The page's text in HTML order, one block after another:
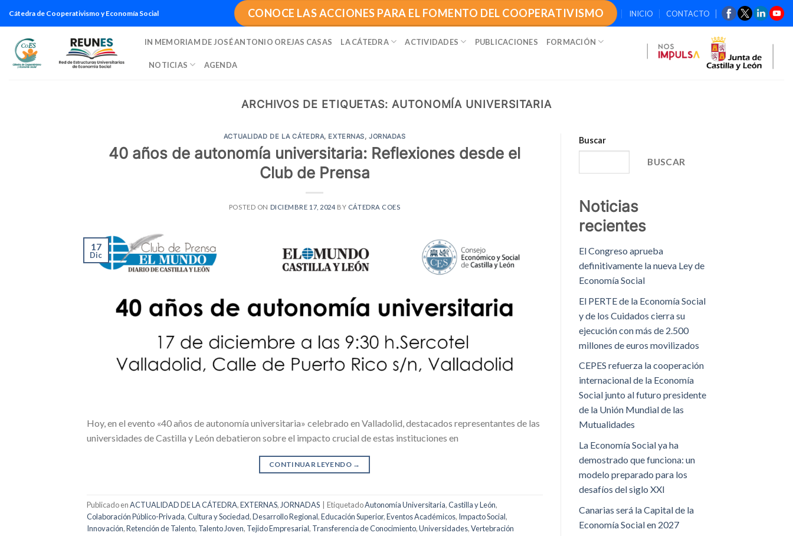
contenido
Cátedra de Cooperativismo y Economía Social CONOCE LAS ACCIONES PARA EL FOMENTO DEL COOPERATIVISMO INICIO CONTACTO
IN MEMORIAM DE JOSÉ ANTONIO OREJAS CASAS LA CÁTEDRA ACTIVIDADES PUBLICACIONES FORMACIÓN
NOTICIAS AGENDA
ARCHIVOS DE ETIQUETAS: AUTONOMÍA UNIVERSITARIA
ACTUALIDAD DE LA CÁTEDRA, EXTERNAS,JORNADAS
40 años de autonomía universitaria: Reflexiones desde el
Club de Prensa
POSTED ON DICIEMBRE 17, 2024 BY CÁTEDRA COES
17
Dic
Hoy, en el evento «40 años de autonomía universitaria» celebrado en Valladolid, destacados representantes de las
universidades de Castilla y León debatieron sobre el impacto crucial de estas instituciones en
CONTINUAR LEYENDO →
Publicado enACTUALIDAD DE LA CÁTEDRA,EXTERNAS, JORNADAS EtiquetadoAutonomía Universitaria,Castilla y León,
Colaboración Público-Privada,Cultura y Sociedad,Desarrollo Regional,Educación Superior,Eventos Académicos, Impacto Social,
Innovación,Retención de Talento, Talento Joven, Tejido Empresarial, Transferencia de Conocimiento,Universidades,Vertebración
Buscar
BUSCAR
Noticias
recientes
El Congreso aprueba
definitivamente la nueva Ley de
Economía Social
El PERTE de la Economía Social
y de los Cuidados cierra su
ejecución con más de 2.500
millones de euros movilizados
CEPES refuerza la cooperación
internacional de la Economía
Social junto al futuro presidente
de la Unión Mundial de las
Mutualidades
La Economía Social ya ha
demostrado que funciona: un
modelo preparado para los
desafíos del siglo XXI
Canarias será la Capital de la
Economía Social en 2027